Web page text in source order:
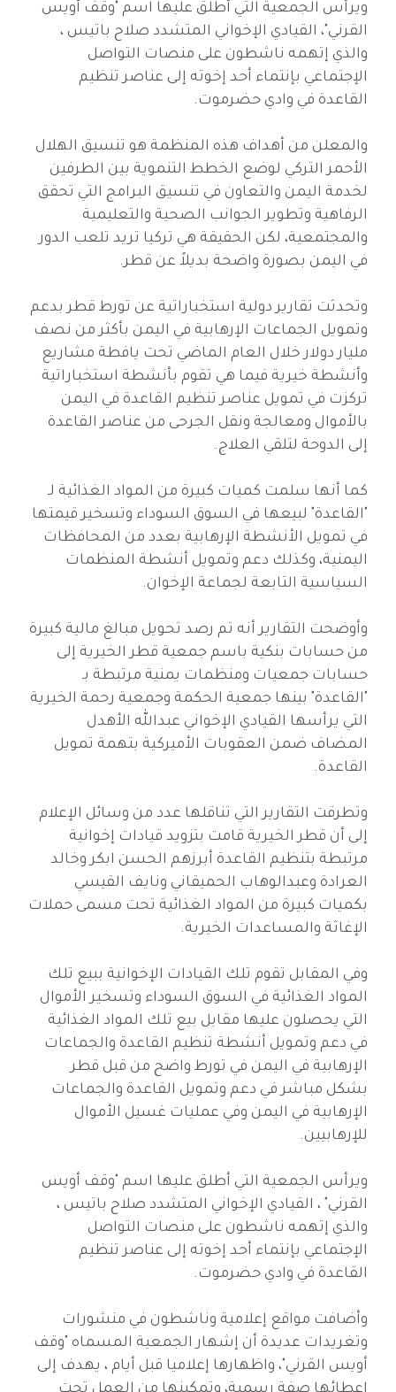
ويرأس الجمعية التي أطلق عليها اسم "وقف أويس
القرني"، القيادي الإخواني المتشدد صلاح باتيس ،
والذي إتهمه ناشطون على منصات التواصل
الإجتماعي بإنتماء أحد إخوته إلى عناصر تنظيم
القاعدة في وادي حضرموت.
والمعلن من أهداف هذه المنظمة هو تنسيق الهلال
الأحمر التركي لوضع الخطط التنموية بين الطرفين
لخدمة اليمن والتعاون في تنسيق البرامج التي تحقق
الرفاهية وتطوير الجوانب الصحية والتعليمية
والمجتمعية، لكن الحقيقة هي تركيا تريد تلعب الدور
في اليمن بصورة واضحة بديلاً عن قطر.
وتحدثت تقارير دولية استخباراتية عن تورط قطر بدعم
وتمويل الجماعات الإرهابية في اليمن بأكثر من نصف
مليار دولار خلال العام الماضي تحت يافطة مشاريع
وأنشطة خيرية فيما هي تقوم بأنشطة استخباراتية
تركزت في تمويل عناصر تنظيم القاعدة في اليمن
بالأموال ومعالجة ونقل الجرحى من عناصر القاعدة
إلى الدوحة لتلقي العلاج.
كما أنها سلمت كميات كبيرة من المواد الغذائية لـ
"القاعدة" لبيعها في السوق السوداء وتسخير قيمتها
في تمويل الأنشطة الإرهابية بعدد من المحافظات
اليمنية، وكذلك دعم وتمويل أنشطة المنظمات
السياسية التابعة لجماعة الإخوان.
وأوضحت التقارير أنه تم رصد تحويل مبالغ مالية كبيرة
من حسابات بنكية باسم جمعية قطر الخيرية إلى
حسابات جمعيات ومنظمات يمنية مرتبطة بـ
"القاعدة" بينها جمعية الحكمة وجمعية رحمة الخيرية
التي يرأسها القيادي الإخواني عبدالله الأهدل
المضاف ضمن العقوبات الأميركية بتهمة تمويل
القاعدة.
وتطرقت التقارير التي تناقلها عدد من وسائل الإعلام
إلى أن قطر الخيرية قامت بتزويد قيادات إخوانية
مرتبطة بتنظيم القاعدة أبرزهم الحسن ابكر وخالد
العرادة وعبدالوهاب الحميقاني ونايف القيسي
بكميات كبيرة من المواد الغذائية تحت مسمى حملات
الإغاثة والمساعدات الخيرية.
وفي المقابل تقوم تلك القيادات الإخوانية ببيع تلك
المواد الغذائية في السوق السوداء وتسخير الأموال
التي يحصلون عليها مقابل بيع تلك المواد الغذائية
في دعم وتمويل أنشطة تنظيم القاعدة والجماعات
الإرهابية في اليمن في تورط واضح من قبل قطر
بشكل مباشر في دعم وتمويل القاعدة والجماعات
الإرهابية في اليمن وفي عمليات غسيل الأموال
للإرهابيين.
ويرأس الجمعية التي أطلق عليها اسم "وقف أويس
القرني" ، القيادي الإخواني المتشدد صلاح باتيس ،
والذي إتهمه ناشطون على منصات التواصل
الإجتماعي بإنتماء أحد إخوته إلى عناصر تنظيم
القاعدة في وادي حضرموت.
وأضافت مواقع إعلامية وناشطون في منشورات
وتغريدات عديدة أن إشهار الجمعية المسماه "وقف
أويس القرني"، واظهارها إعلاميا قبل أيام ، يهدف إلى